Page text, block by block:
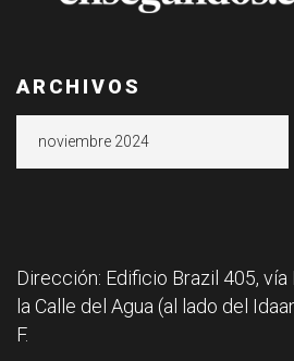
ARCHIVOS
Dirección: Edificio Brazil 405,
la Calle del Agua (al lado del
F.